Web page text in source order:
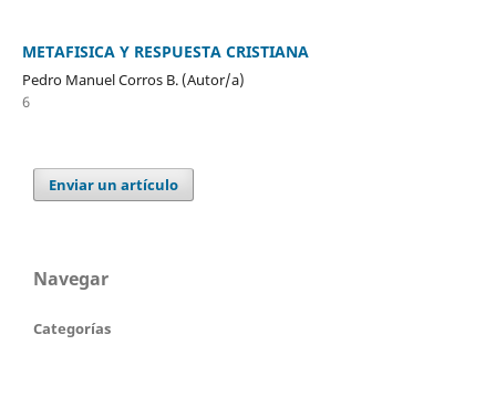
METAFISICA Y RESPUESTA CRISTIANA
Pedro Manuel Corros B. (Autor/a)
6
Enviar un artículo
Navegar
Categorías